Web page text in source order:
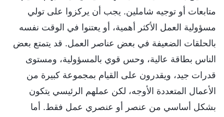
متابعات أو توجيه شاملين. يجب أن يركزوا على تولي
مسؤولية العمل الأكثر أهمية، أو يعتنوا في الوقت نفسه
بالحلقات الضعيفة في بعض عناصر العمل. قد يتمتع بعض
الناس بطاقة عالية، وحس قوي بالمسؤولية، ومستوى
قدرات جيد، ويقدرون على القيام بمجموعة كبيرة من
الأعمال المتعددة الأوجه، لكن عملهم الرئيسي يتكون
بشكل أساسي من عنصر أو عنصري عمل فقط. أما